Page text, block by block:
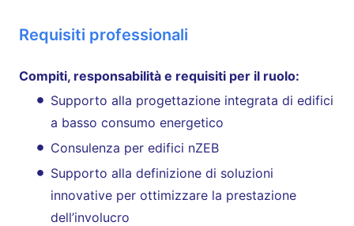
Requisiti professionali
Compiti, responsabilità e requisiti per il ruolo:
Supporto alla progettazione integrata di edifici
a basso consumo energetico
Consulenza per edifici nZEB
Supporto alla definizione di soluzioni
innovative per ottimizzare la prestazione
dell’involucro